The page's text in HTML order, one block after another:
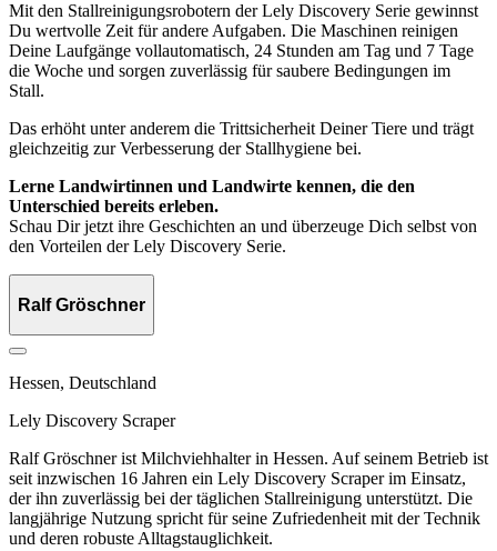
Mit den Stallreinigungsrobotern der Lely Discovery Serie gewinnst
Du wertvolle Zeit für andere Aufgaben. Die Maschinen reinigen
Deine Laufgänge vollautomatisch, 24 Stunden am Tag und 7 Tage
die Woche und sorgen zuverlässig für saubere Bedingungen im
Stall.
Das erhöht unter anderem die Trittsicherheit Deiner Tiere und trägt
gleichzeitig zur Verbesserung der Stallhygiene bei.
Lerne Landwirtinnen und Landwirte kennen, die den
Unterschied bereits erleben.
Schau Dir jetzt ihre Geschichten an und überzeuge Dich selbst von
den Vorteilen der Lely Discovery Serie.
Ralf Gröschner
Hessen, Deutschland
Lely Discovery Scraper
Ralf Gröschner ist Milchviehhalter in Hessen. Auf seinem Betrieb ist
seit inzwischen 16 Jahren ein Lely Discovery Scraper im Einsatz,
der ihn zuverlässig bei der täglichen Stallreinigung unterstützt. Die
langjährige Nutzung spricht für seine Zufriedenheit mit der Technik
und deren robuste Alltagstauglichkeit.